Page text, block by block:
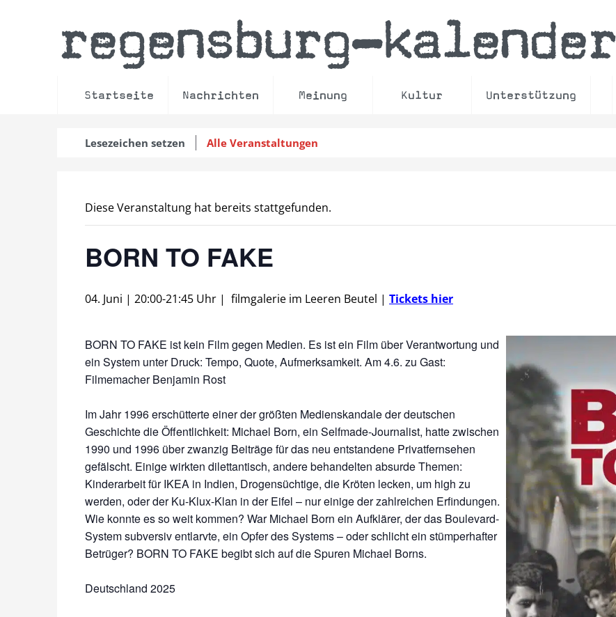
regensburg–kalender
Startseite Nachrichten Meinung Kultur Unterstützung
Lesezeichen setzen Alle Veranstaltungen
Diese Veranstaltung hat bereits stattgefunden.
BORN TO FAKE
04. Juni | 20:00-21:45 Uhr | filmgalerie im Leeren Beutel | Tickets hier
BORN TO FAKE ist kein Film gegen Medien. Es ist ein Film über Verantwortung und
ein System unter Druck: Tempo, Quote, Aufmerksamkeit. Am 4.6. zu Gast:
Filmemacher Benjamin Rost
Im Jahr 1996 erschütterte einer der größten Medienskandale der deutschen
Geschichte die Öffentlichkeit: Michael Born, ein Selfmade-Journalist, hatte zwischen
1990 und 1996 über zwanzig Beiträge für das neu entstandene Privatfernsehen
gefälscht. Einige wirkten dilettantisch, andere behandelten absurde Themen:
Kinderarbeit für IKEA in Indien, Drogensüchtige, die Kröten lecken, um high zu
werden, oder der Ku-Klux-Klan in der Eifel – nur einige der zahlreichen Erfindungen.
Wie konnte es so weit kommen? War Michael Born ein Aufklärer, der das Boulevard-
System subversiv entlarvte, ein Opfer des Systems – oder schlicht ein stümperhafter
Betrüger? BORN TO FAKE begibt sich auf die Spuren Michael Borns.
Deutschland 2025